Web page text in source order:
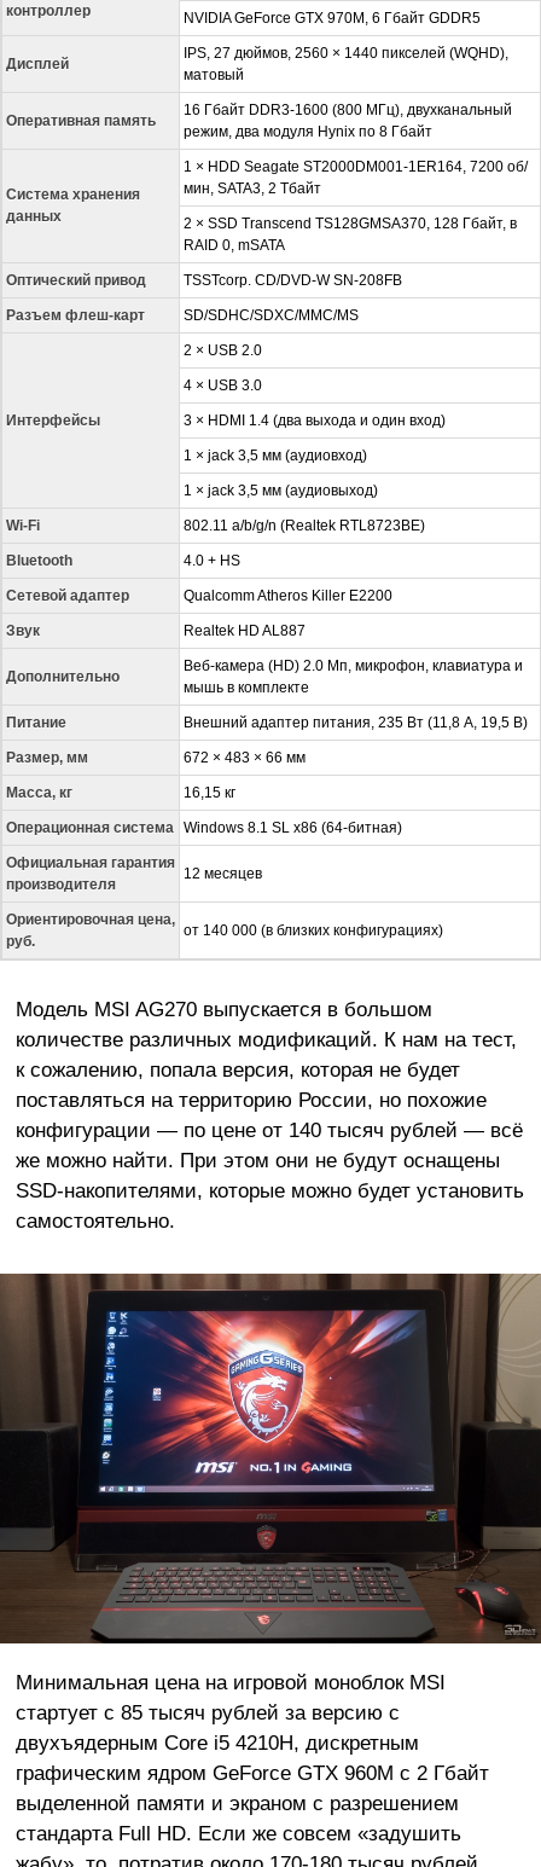
контроллер
NVIDIA GeForce GTX 970M, 6 Гбайт GDDR5
Дисплей
IPS, 27 дюймов, 2560 × 1440 пикселей (WQHD),
матовый
Оперативная память
16 Гбайт DDR3-1600 (800 МГц), двухканальный
режим, два модуля Hynix по 8 Гбайт
Система хранения
данных
1 × HDD Seagate ST2000DM001-1ER164, 7200 об/
мин, SATA3, 2 Тбайт
2 × SSD Transcend TS128GMSA370, 128 Гбайт, в
RAID 0, mSATA
Оптический привод TSSTcorp. CD/DVD-W SN-208FB
Разъем флеш-карт SD/SDHC/SDXC/MMC/MS
Интерфейсы
2 × USB 2.0
4 × USB 3.0
3 × HDMI 1.4 (два выхода и один вход)
1 × jack 3,5 мм (аудиовход)
1 × jack 3,5 мм (аудиовыход)
Wi-Fi 802.11 a/b/g/n (Realtek RTL8723BE)
Bluetooth 4.0 + HS
Сетевой адаптер Qualcomm Atheros Killer E2200
Звук Realtek HD AL887
Дополнительно
Веб-камера (HD) 2.0 Мп, микрофон, клавиатура и
мышь в комплекте
Питание Внешний адаптер питания, 235 Вт (11,8 А, 19,5 В)
Размер, мм 672 × 483 × 66 мм
Масса, кг 16,15 кг
Операционная система Windows 8.1 SL x86 (64-битная)
Официальная гарантия
производителя
12 месяцев
Ориентировочная цена,
руб.
от 140 000 (в близких конфигурациях)
Модель MSI AG270 выпускается в большом
количестве различных модификаций. К нам на тест,
к сожалению, попала версия, которая не будет
поставляться на территорию России, но похожие
конфигурации — по цене от 140 тысяч рублей —всё
же можно найти. При этом они не будут оснащены
SSD-накопителями, которые можно будет установить
самостоятельно.
Минимальная цена на игровой моноблок MSI
стартует с 85 тысяч рублей за версию с
двухъядерным Core i5 4210H, дискретным
графическим ядром GeForce GTX 960M c 2 Гбайт
выделенной памяти и экраном с разрешением
стандарта Full HD. Если же совсем «задушить